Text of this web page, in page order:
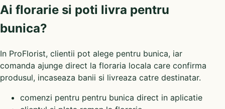
Ai florarie si poti livra pentru
bunica?
In ProFlorist, clientii pot alege pentru bunica, iar
comanda ajunge direct la floraria locala care confirma
produsul, incaseaza banii si livreaza catre destinatar.
comenzi pentru pentru bunica direct in aplicatie